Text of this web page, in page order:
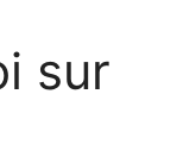
sur